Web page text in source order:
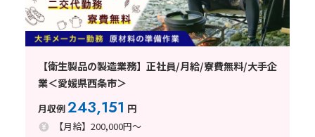
【衛生製品の製造業務】正社員/月給/寮費無料/大手企
業＜愛媛県西条市＞
月収例243,151 円
【月給】200,000円～